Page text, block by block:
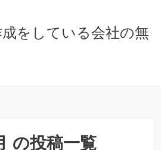
をしている会社の無
の投稿一覧